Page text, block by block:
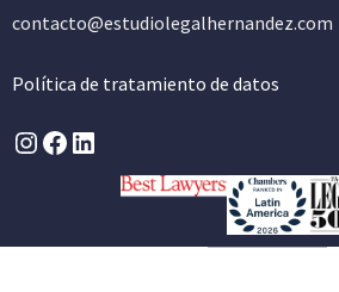
contacto@estudiolegalhernandez.com
Política de tratamiento de datos